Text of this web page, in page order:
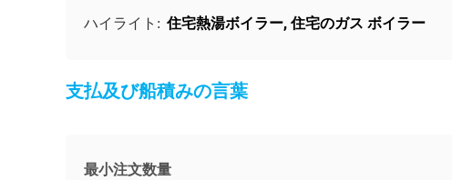
ハイライト: 住宅熱湯ボイラー, 住宅のガス ボイラー
支払及び船積みの言葉
最小注文数量